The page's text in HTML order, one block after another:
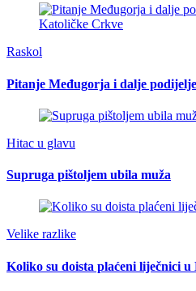
Raskol
Pitanje Međugorja i dalje
Hitac u glavu
Supruga pištoljem ubila muža
Velike razlike
Koliko su doista plaćeni liječnici u